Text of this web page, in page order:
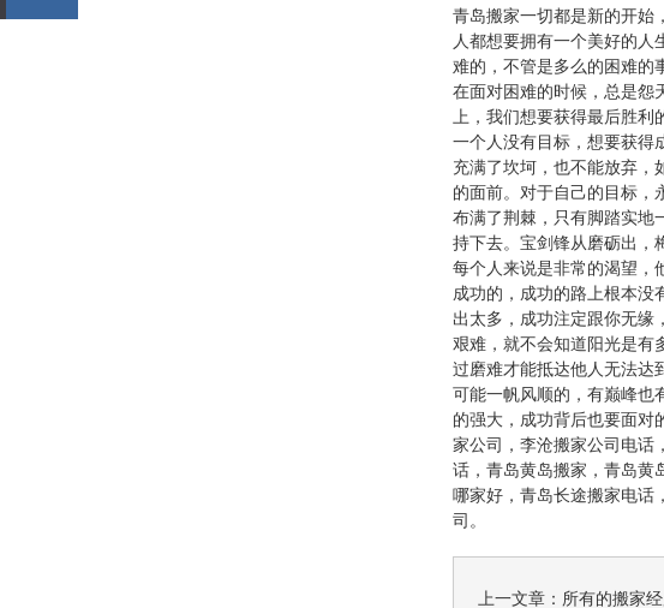
青岛搬家一切都是新的开始
人都想要拥有一个美好的
难的，不管是多么的困难的
在面对困难的时候，总是怨
上，我们想要获得最后胜
一个人没有目标，想要获得
充满了坎坷，也不能放弃，
的面前。对于自己的目标，
布满了荆棘，只有脚踏实地
持下去。宝剑锋从磨砺出，
每个人来说是非常的渴望，
成功的，成功的路上根本
出太多，成功注定跟你无缘
艰难，就不会知道阳光是有
过磨难才能抵达他人无法达
可能一帆风顺的，有巅峰也
的强大，成功背后也要面对
家公司 ，李沧搬家公司电
话，青岛黄岛搬家，青岛黄
哪家好，青岛长途搬家电话
司。
上一文章： 所有的搬家